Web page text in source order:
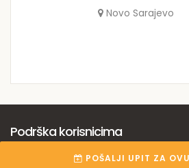
POŠALJI UPIT ZA
Novo Sarajevo
Podrška korisnicima
Imate pitanja? Trebate pomoć?